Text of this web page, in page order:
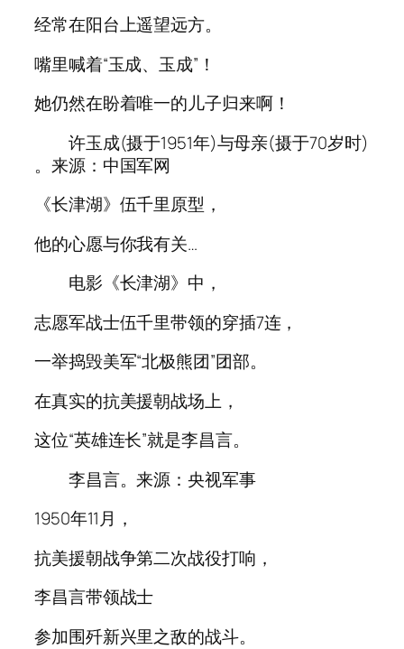
经常在阳台上遥望远方。
嘴里喊着“玉成、玉成”！
她仍然在盼着唯一的儿子归来啊！
许玉成(摄于1951年)与母亲(摄于70岁时)
。来源：中国军网
《长津湖》伍千里原型，
他的心愿与你我有关…
电影《长津湖》中，
志愿军战士伍千里带领的穿插7连，
一举捣毁美军“北极熊团”团部。
在真实的抗美援朝战场上，
这位“英雄连长”就是李昌言。
李昌言。来源：央视军事
1950年11月，
抗美援朝战争第二次战役打响，
李昌言带领战士
参加围歼新兴里之敌的战斗。